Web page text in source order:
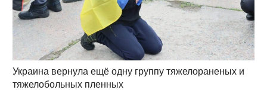
Украина вернула ещё одну группу тяжелораненых и
тяжелобольных пленных